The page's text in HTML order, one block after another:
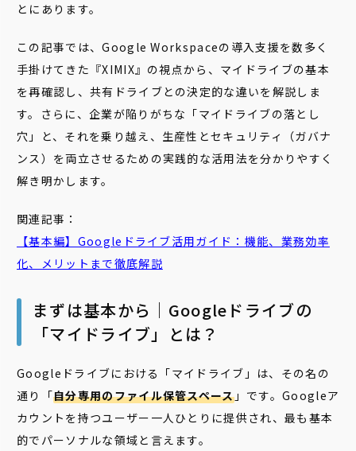
とにあります。
この記事では、Google Workspaceの導入支援を数多く
手掛けてきた『XIMIX』の視点から、マイドライブの基本
を再確認し、共有ドライブとの決定的な違いを解説しま
す。さらに、企業が陥りがちな「マイドライブの落とし
穴」と、それを乗り越え、生産性とセキュリティ（ガバナ
ンス）を両立させるための実践的な活用法を分かりやすく
解き明かします。
関連記事：
【基本編】Googleドライブ活用ガイド：機能、業務効率
化、メリットまで徹底解説
まずは基本から｜Googleドライブの
「マイドライブ」とは？
Googleドライブにおける「マイドライブ」は、その名の
通り「自分専用のファイル保管スペース」です。Googleア
カウントを持つユーザー一人ひとりに提供され、最も基本
的でパーソナルな領域と言えます。